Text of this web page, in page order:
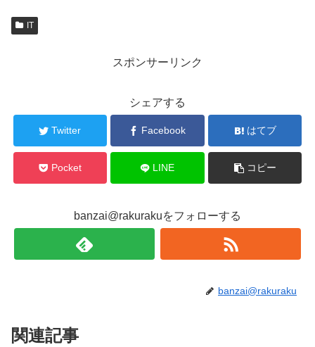
IT
スポンサーリンク
シェアする
Twitter Facebook はてブ
Pocket LINE コピー
banzai@rakurakuをフォローする
banzai@rakuraku
関連記事